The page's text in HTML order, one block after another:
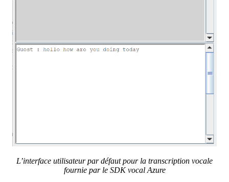
L’interface utilisateur par défaut pour la transcription vocale
fournie par le SDK vocal Azure